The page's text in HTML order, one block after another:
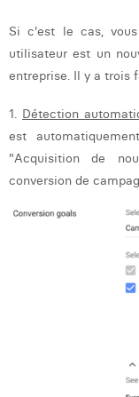
Thomas Riis
Victor Hayot
William Rezette
Yaël Vanhoe
Si c'est le cas,
utilisateur est un
entreprise. Il y a trois
1. Détection
est
"Acquisition de
conversion de